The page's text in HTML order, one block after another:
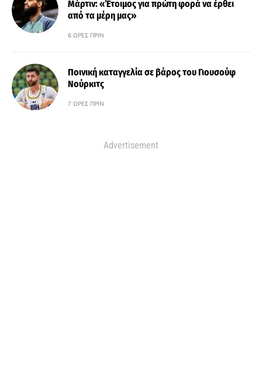
Μάρτιν: «Έτοιμος για πρώτη φορά να έρθει
από τα μέρη μας»
6 ΏΡΕΣ ΠΡΙΝ
Ποινική καταγγελία σε βάρος του Γιουσούφ
Νούρκιτς
7 ΏΡΕΣ ΠΡΙΝ
Advertisement